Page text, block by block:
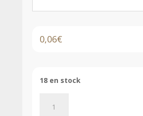
0,06€
18 en stock